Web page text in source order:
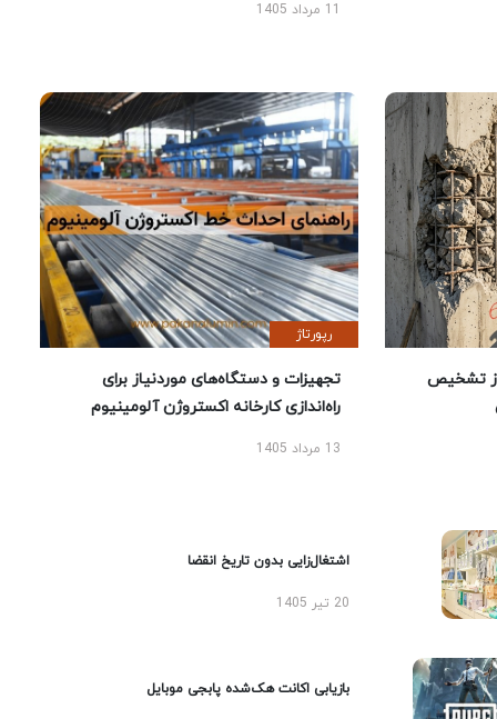
تشخیص
رپورتاژ
تجهیزات و دستگاه‌های موردنیاز برای
راه‌اندازی کارخانه اکستروژن آلومینیوم
13 مرداد 1405
اشتغال‌زایی بدون تاریخ انقضا
20 تیر 1405
بازیابی اکانت هک‌شده پابجی موبایل